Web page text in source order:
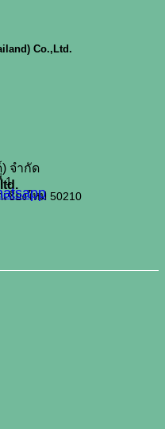
จำกัด
1
ชียงใหม่ 50210
Co.,Ltd.